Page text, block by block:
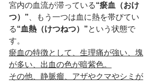
宮内の血流が滞っている“瘀血（おけ
つ）” 、もう一つは血に熱を帯びてい
る“血熱（けつねつ）”という状態で
す。
瘀血の特徴として、生理痛が強い、塊
が多い、出血の色が暗紫色。
その他、静脈瘤、アザやクマやシミが